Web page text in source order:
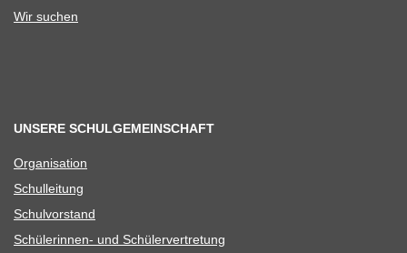
Wir suchen
UNSERE SCHULGEMEINSCHAFT
Orga­ni­sa­tion
Schul­lei­tung
Schul­vor­stand
Schü­le­rin­nen- und Schülervertretung